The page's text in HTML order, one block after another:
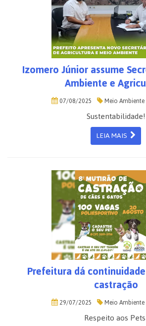
Izomero Júnior assume
Ambiente e
07/08/2025 Meio
Sustentabilidade!
LEIA MAIS
Prefeitura dá
castração
29/07/2025 Meio
Respeito aos